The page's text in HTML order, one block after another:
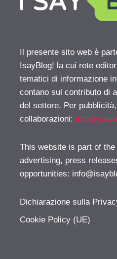
Il presente sito web è
IsayBlog! la cui rete
tematici di informazione
contano sul contributo di
del settore. Per
collaborazioni:
This website is part of
advertising, press
opportunities:
Dichiarazione sulla
Cookie Policy (UE)